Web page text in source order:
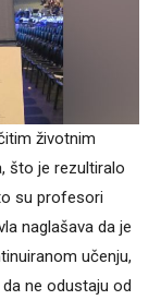
životnim
što je rezultiralo
su profesori
naglašava da je
učenju,
ne odustaju od